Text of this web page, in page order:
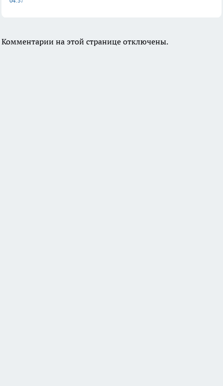
Комментарии на этой странице отключены.